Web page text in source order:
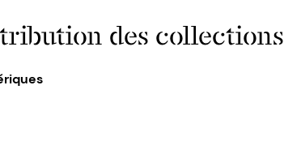
des collections